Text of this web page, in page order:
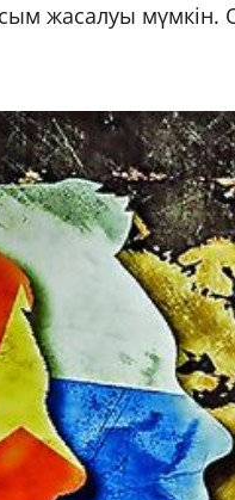
жасалуы